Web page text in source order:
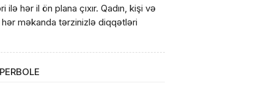
hər il ön plana çıxır. Qadın, kişi və
məkanda tərzinizlə diqqətləri
toplam